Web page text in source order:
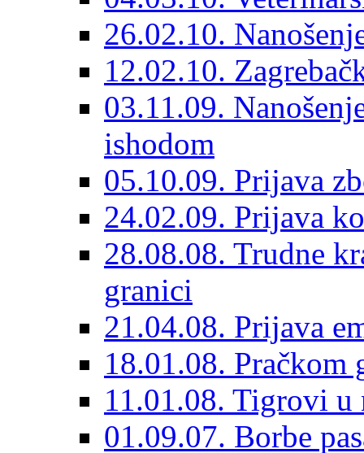
26.02.10.
12.02.10.
03.11.09.
ishodom
05.10.09. Prijava
24.02.09. Prijava
28.08.08. Trudne
granici
21.04.08. Prijava
18.01.08. Pračkom
11.01.08. Tigrovi u
01.09.07. Borbe